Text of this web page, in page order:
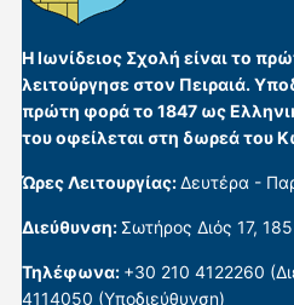
Η Ιωνίδειος Σχολή είναι το
λειτούργησε στον Πειραιά.
πρώτη φορά το 1847 ως
του οφείλεται στη δωρεά του
Ώρες Λειτουργίας:Δευτέρα -
Διεύθυνση: Σωτήρος Διός 17,
Τηλέφωνα: +30 210 4122260
4114050 (Υποδιεύθυνση)